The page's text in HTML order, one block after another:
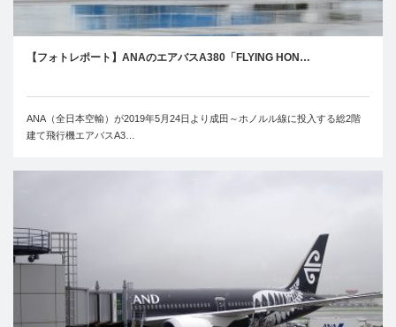
【フォトレポート】ANAのエアバスA380「FLYING HON…
ANA（全日本空輸）が2019年5月24日より成田～ホノルル線に投入する総2階
建て飛行機エアバスA3…